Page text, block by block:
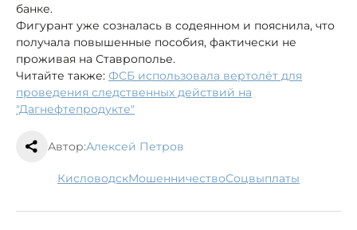
банке.
Фигурант уже созналась в содеянном и пояснила, что
получала повышенные пособия, фактически не
проживая на Ставрополье.
Читайте также: ФСБ использовала вертолёт для
проведения следственных действий на
"Дагнефтепродукте"
Автор:Алексей Петров
Кисловодск мошенничество соцвыплаты